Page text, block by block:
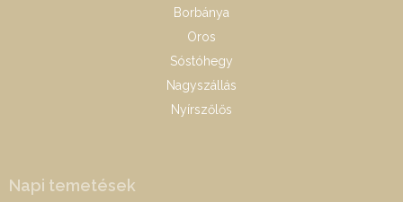
Borbánya
Oros
Sóstóhegy
Nagyszállás
Nyírszőlős
Napi temetések